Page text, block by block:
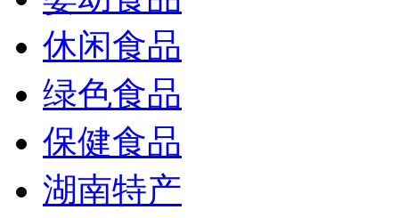
休闲食品
绿色食品
保健食品
湖南特产